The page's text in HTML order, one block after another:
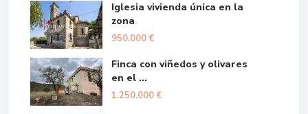
Iglesia vivienda única en la
zona
950.000 €
Finca con viñedos y olivares
en el ...
1.250.000 €